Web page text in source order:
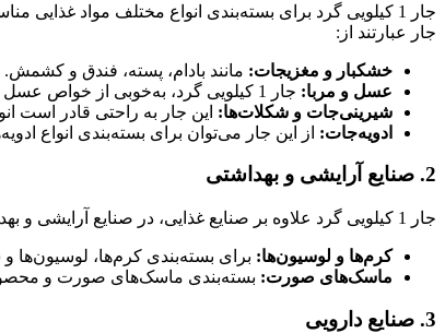
جار 1 کیلویی گرد برای بسته‌بندی انواع مختلف مواد
جار عبارتند از:
خشکبار و مغزیجات: مانند بادام، پسته، فندق و
عسل و مربا: جار 1 کیلویی گرد، به‌خوبی از خواص عسل و مربا محافظت می‌کند و می‌تواند به حفظ طراوت و کیفیت این محصولات کمک کند.
شیرینی‌جات و شکلات‌ها: این جار به راحتی قادر است
ادویه‌جات: از این جار می‌توان برای بسته‌بندی انواع
2. صنایع آرایشی و بهداشتی
جار 1 کیلویی گرد علاوه بر صنایع غذایی، در صنایع آرایشی و بهداشتی نیز کاربرد فراوانی دارد. این جار مناسب برای بسته‌بندی انواع محصولات آرایشی و بهداشتی است:
کرم‌ها و لوسیون‌ها: برای بسته‌بندی کرم‌ها، لوسیون‌ها
ماسک‌های صورت: بسته‌بندی ماسک‌های صورت و محصولات مشابه در جار 1 کیلویی گرد، به حفظ
3. صنایع دارویی